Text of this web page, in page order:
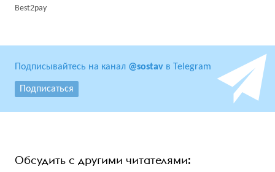
Best2pay
Подписывайтесь на канал @sostav в Telegram
Подписаться
Обсудить с другими читателями: